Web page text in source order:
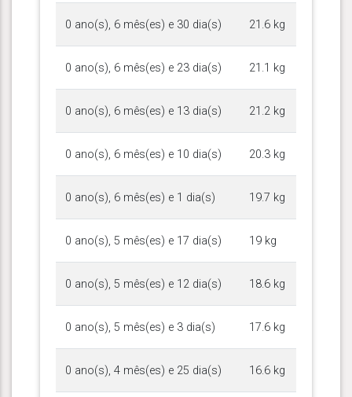
0 ano(s), 6 mês(es) e 30 dia(s) 21.6 kg
0 ano(s), 6 mês(es) e 23 dia(s) 21.1 kg
0 ano(s), 6 mês(es) e 13 dia(s) 21.2 kg
0 ano(s), 6 mês(es) e 10 dia(s) 20.3 kg
0 ano(s), 6 mês(es) e 1 dia(s) 19.7 kg
0 ano(s), 5 mês(es) e 17 dia(s) 19 kg
0 ano(s), 5 mês(es) e 12 dia(s) 18.6 kg
0 ano(s), 5 mês(es) e 3 dia(s) 17.6 kg
0 ano(s), 4 mês(es) e 25 dia(s) 16.6 kg